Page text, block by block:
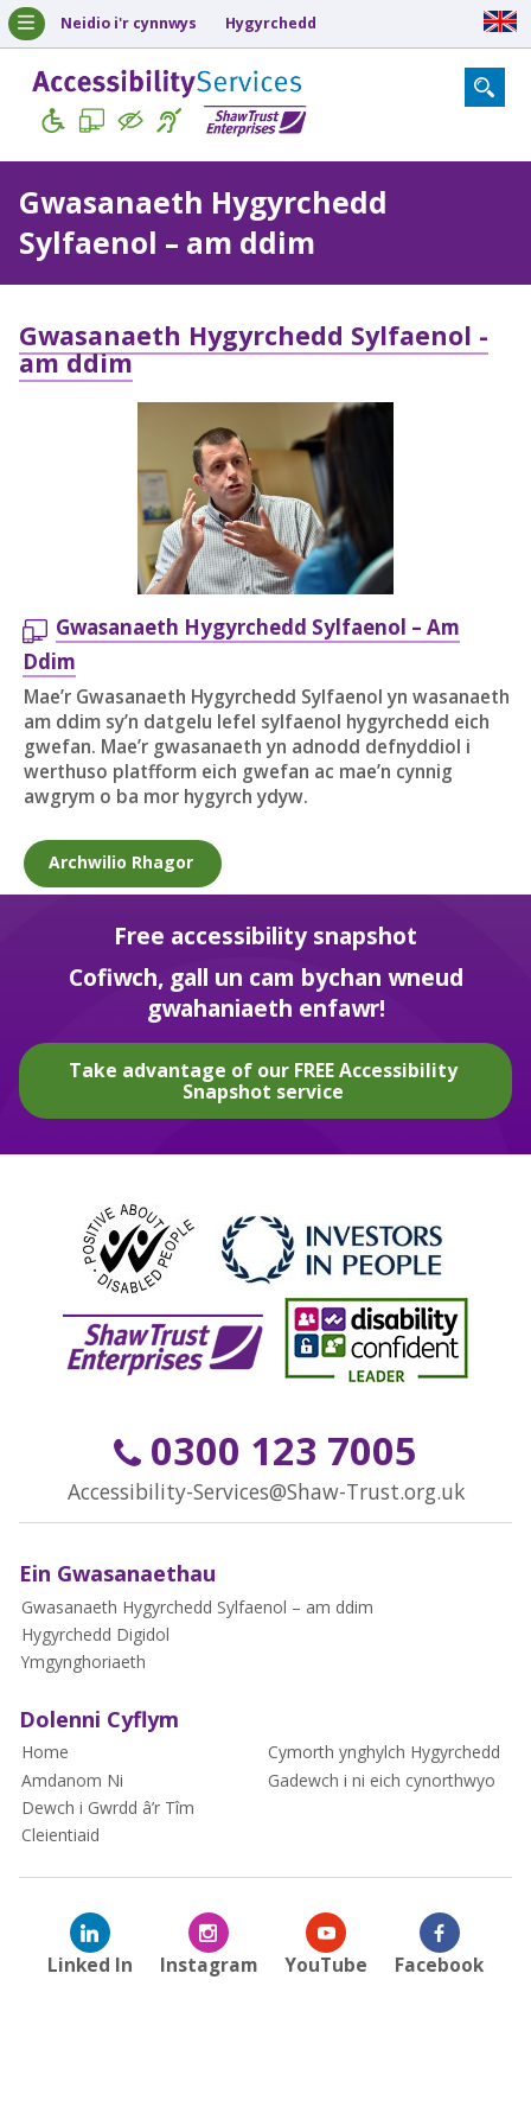
Neidio i'r cynnwys Hygyrchedd
Gwasanaeth Hygyrchedd
Sylfaenol – am ddim
Gwasanaeth Hygyrchedd Sylfaenol -
am ddim
Gwasanaeth Hygyrchedd Sylfaenol – Am
Ddim
Mae’r Gwasanaeth Hygyrchedd Sylfaenol yn wasanaeth
am ddim sy’n datgelu lefel sylfaenol hygyrchedd eich
gwefan. Mae’r gwasanaeth yn adnodd defnyddiol i
werthuso platfform eich gwefan ac mae’n cynnig
awgrym o ba mor hygyrch ydyw.
Archwilio Rhagor
Free accessibility snapshot
Cofiwch, gall un cam bychan wneud
gwahaniaeth enfawr!
Take advantage of our FREE Accessibility
Snapshot service
0300 123 7005
Accessibility-Services@Shaw-Trust.org.uk
Ein Gwasanaethau
Gwasanaeth Hygyrchedd Sylfaenol – am ddim
Hygyrchedd Digidol
Ymgynghoriaeth
Dolenni Cyflym
Home
Amdanom Ni
Dewch i Gwrdd â’r Tîm
Cleientiaid
Cymorth ynghylch Hygyrchedd
Gadewch i ni eich cynorthwyo
Linked In Instagram YouTube Facebook